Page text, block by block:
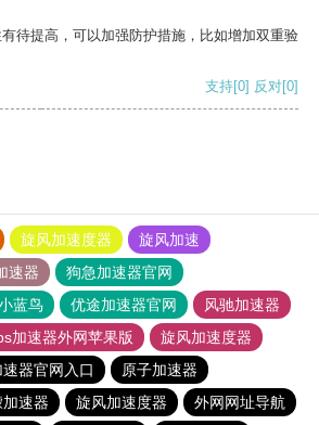
待提高，可以加强防护措施，比如增加双重验
支持[0] 反对[0]
旋风加速度器
旋风加速
速器
狗急加速器官网
蓝鸟 优途加速器官网
风驰加速器
加速器外网苹果版
旋风加速度器
器官网入口
原子加速器
速器 旋风加速度器
外网网址导航